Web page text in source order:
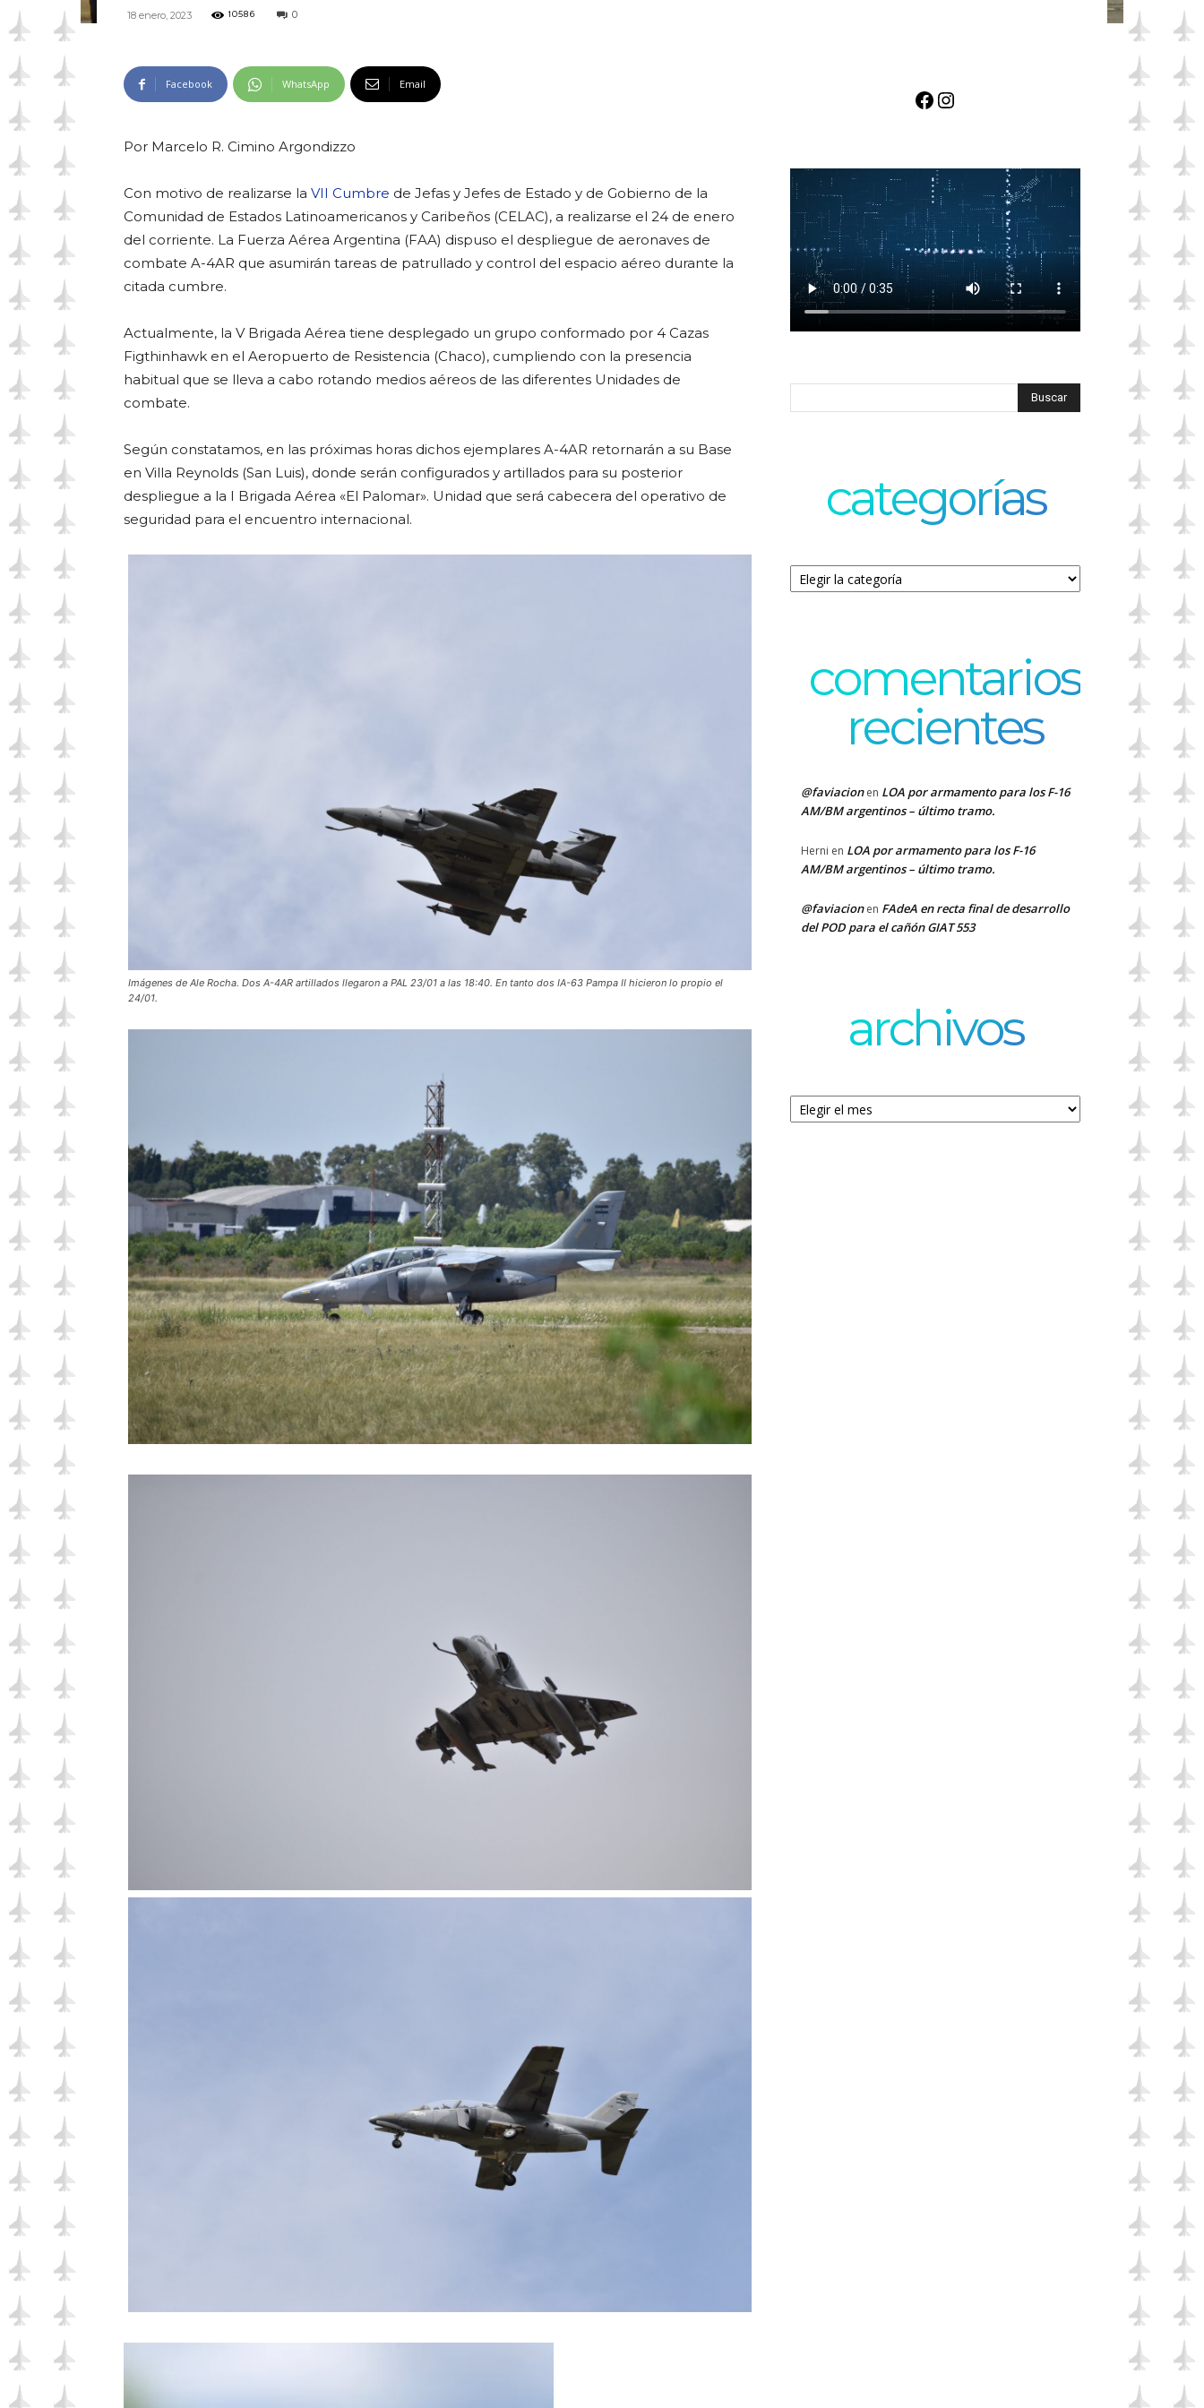
18 enero, 2023 10586 0
Facebook WhatsApp Email
Por Marcelo R. Cimino Argondizzo
Con motivo de realizarse la VII Cumbre de Jefas y Jefes de Estado y de Gobierno de la
Comunidad de Estados Latinoamericanos y Caribeños (CELAC), a realizarse el 24 de enero
del corriente. La Fuerza Aérea Argentina (FAA) dispuso el despliegue de aeronaves de
combate A-4AR que asumirán tareas de patrullado y control del espacio aéreo durante la
citada cumbre.
Actualmente, la V Brigada Aérea tiene desplegado un grupo conformado por 4 Cazas
Figthinhawk en el Aeropuerto de Resistencia (Chaco), cumpliendo con la presencia
habitual que se lleva a cabo rotando medios aéreos de las diferentes Unidades de
combate.
Según constatamos, en las próximas horas dichos ejemplares A-4AR retornarán a su Base
en Villa Reynolds (San Luis), donde serán configurados y artillados para su posterior
despliegue a la I Brigada Aérea «El Palomar». Unidad que será cabecera del operativo de
seguridad para el encuentro internacional.
Imágenes de Ale Rocha. Dos A-4AR artillados llegaron a PAL 23/01 a las 18:40. En tanto dos IA-63 Pampa II hicieron lo propio el
24/01.
Facebook
Instagram
categorías
Categorías
comentarios
recientes
@faviacionen LOA por armamento para los F-16
AM/BM argentinos – último tramo.
Herni en LOA por armamento para los F-16
AM/BM argentinos – último tramo.
@faviacionen FAdeA en recta final de desarrollo
del POD para el cañón GIAT 553
archivos
Archivos